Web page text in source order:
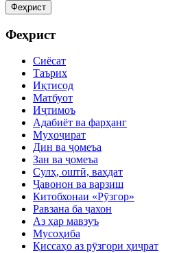
Феҳрист
Феҳрист
Сиёсат
Таърих
Иқтисод
Матбуот
Иҷтимоъ
Адабиёт ва фарҳанг
Муҳоҷират
Дин ва ҷомеъа
Зан ва ҷомеъа
Сулҳ, оштӣ, ваҳдат
Ҷавонон ва варзиш
Китобхонаи «Рӯзгор»
Равзана ба ҷахон
Аз ҳар мавзуъ
Мусоҳиба
Қиссаҳо аз рӯзгори ҳиҷрат